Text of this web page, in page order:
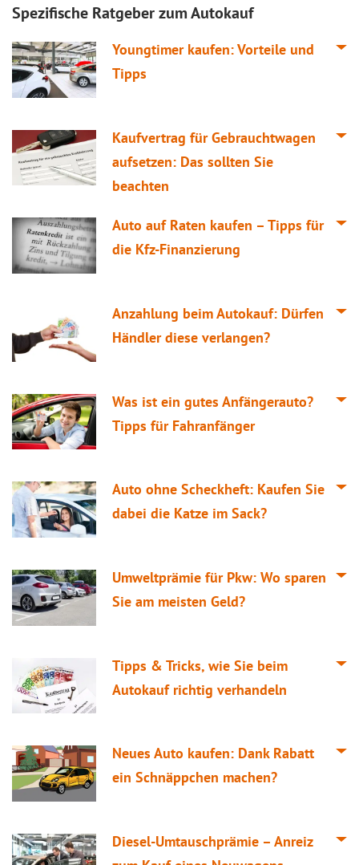
Spezifische Ratgeber zum Autokauf
Youngtimer kaufen: Vorteile und
Tipps
Kaufvertrag für Gebrauchtwagen
aufsetzen: Das sollten Sie
beachten
Auto auf Raten kaufen – Tipps für
die Kfz-Finanzierung
Anzahlung beim Autokauf: Dürfen
Händler diese verlangen?
Was ist ein gutes Anfängerauto?
Tipps für Fahranfänger
Auto ohne Scheckheft: Kaufen Sie
dabei die Katze im Sack?
Umweltprämie für Pkw: Wo sparen
Sie am meisten Geld?
Tipps & Tricks, wie Sie beim
Autokauf richtig verhandeln
Neues Auto kaufen: Dank Rabatt
ein Schnäppchen machen?
Diesel-Umtauschprämie – Anreiz